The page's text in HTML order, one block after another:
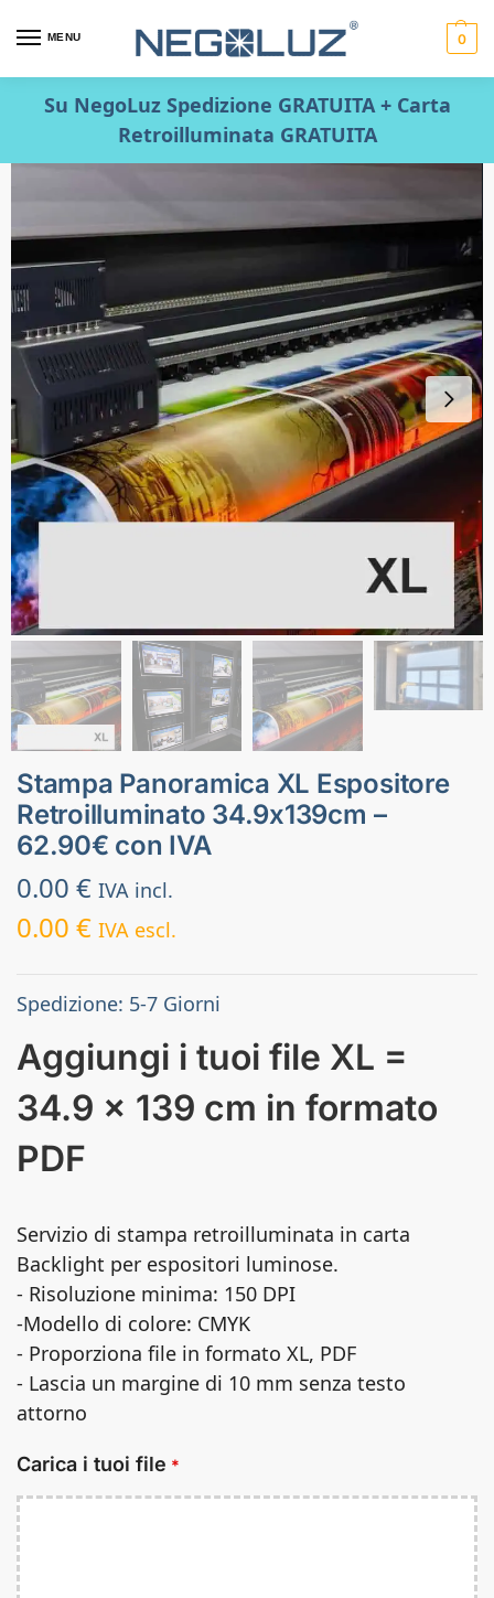
MENU 0
Su NegoLuz Spedizione GRATUITA + Carta
Retroilluminata GRATUITA
Stampa Panoramica XL Espositore
Retroilluminato 34.9x139cm –
62.90€ con IVA
0.00 € IVA incl.
0.00 € IVA escl.
Spedizione: 5-7 Giorni
Aggiungi i tuoi file XL =
34.9 x 139 cm in formato
PDF
Servizio di stampa retroilluminata in carta
Backlight per espositori luminose.
- Risoluzione minima: 150 DPI
-Modello di colore: CMYK
- Proporziona file in formato XL, PDF
- Lascia un margine di 10 mm senza testo
attorno
Carica i tuoi file *